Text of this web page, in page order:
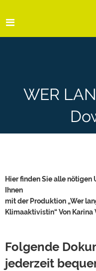
WER
Hier finden Sie alle
Ihnen
mit der Produktion „Wer
Klimaaktivistin“ Von Karina
Folgende
jederzeit